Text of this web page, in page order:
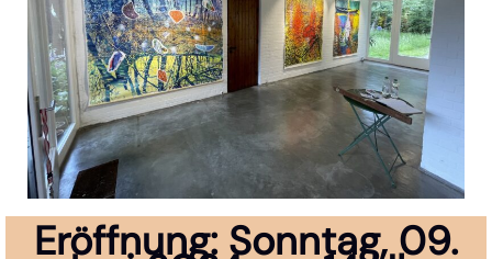
Eröffnung: Sonntag, 09.